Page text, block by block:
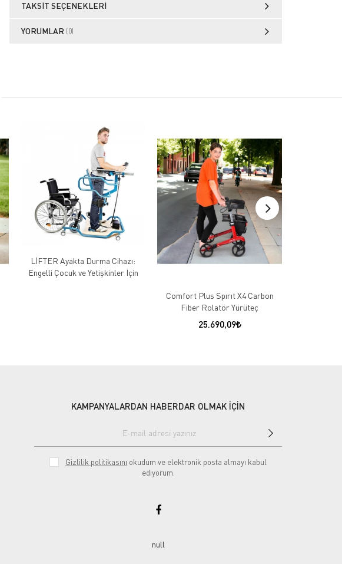
TAKSIT SEÇENEKLERI
YORUMLAR (0)
LİFTER Ayakta Durma Cihazı:
Engelli Çocuk ve Yetişkinler İçin
Comfort Plus Spırıt X4 Carbon
Fiber Rolatör Yürüteç
25.690,09
KAMPANYALARDAN HABERDAR OLMAK İÇİN
Gizlilik politikasını okudum ve elektronik posta almayı kabul
ediyorum.
null